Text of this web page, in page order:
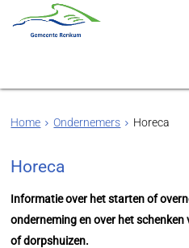
Home Ondernemers Horeca
Horeca
Informatie over het starten of
onderneming en over het
of dorpshuizen.